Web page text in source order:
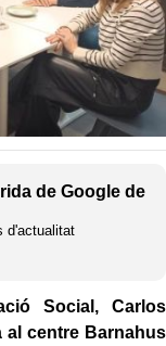
de Google de
d'actualitat
Social, Carlos
al centre Barnahus